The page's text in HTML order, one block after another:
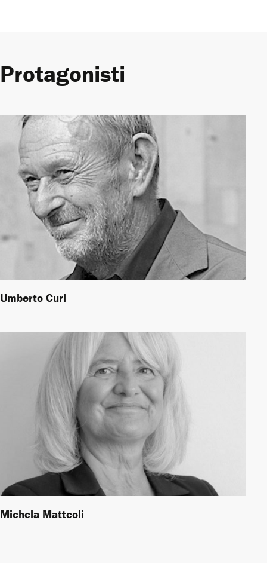
Protagonisti
Umberto Curi
Michela Matteoli